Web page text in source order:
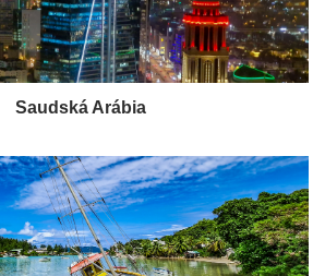
Saudská Arábia